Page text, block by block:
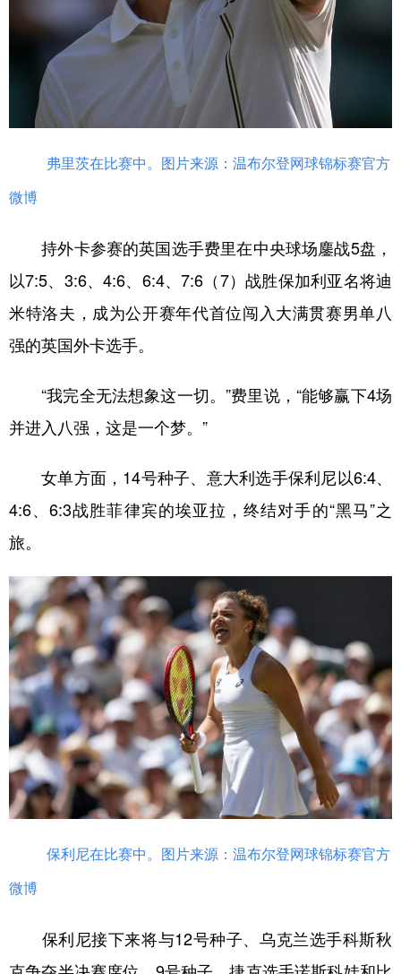
English Español Français عربى
日本語 한국어
Deutsch Português
弗里茨在比赛中。图片来源：温布尔登网球锦标赛官方
微博
持外卡参赛的英国选手费里在中央球场鏖战5盘，
以7:5、3:6、4:6、6:4、7:6（7）战胜保加利亚名将迪
米特洛夫，成为公开赛年代首位闯入大满贯赛男单八
强的英国外卡选手。
“我完全无法想象这一切。”费里说，“能够赢下4场
并进入八强，这是一个梦。”
女单方面，14号种子、意大利选手保利尼以6:4、
4:6、6:3战胜菲律宾的埃亚拉，终结对手的“黑马”之
旅。
保利尼在比赛中。图片来源：温布尔登网球锦标赛官方
微博
保利尼接下来将与12号种子、乌克兰选手科斯秋